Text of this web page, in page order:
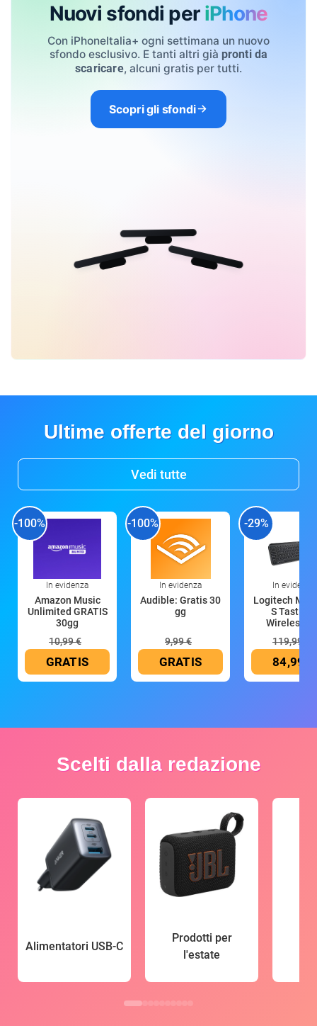
Nuovi sfondi per iPhone
Con iPhoneItalia+ ogni settimana un nuovo
sfondo esclusivo. E tanti altri già pronti da
scaricare, alcuni gratis per tutti.
Scopri gli sfondi
Ultime offerte del giorno
Vedi tutte
-100%
In evidenza
Amazon Music
Unlimited GRATIS
30gg
10,99 €
GRATIS
-100%
In evidenza
Audible: Gratis 30
gg
9,99 €
GRATIS
-29%
In evidenza
Logitech MX
S Tastiera
Wireless
119,99 €
84,99 €
Scelti dalla redazione
Alimentatori USB-C
Prodotti per
l'estate